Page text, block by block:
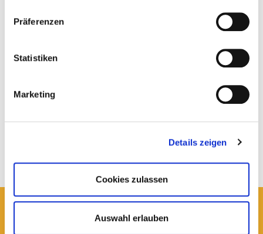
Präferenzen
Statistiken
Marketing
Details zeigen
Cookies zulassen
Auswahl erlauben
befinden sich zwei breite Parallelwege. Folgen sie dem
Radiologie/Neuroradiologie..
Wegbeschreibung Radiologie als *.pdf-Datei
517 KB